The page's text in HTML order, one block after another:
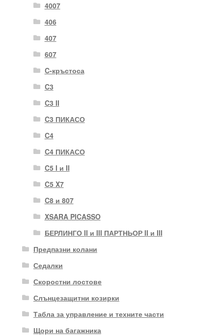
4007
406
407
607
C-кръстоса
C3
C3 II
C3 ПИКАСО
C4
C4 ПИКАСО
C5 I и II
C5 X7
C8 и 807
XSARA PICASSO
БЕРЛИНГО II и III ПАРТНЬОР II и III
Предпазни колани
Седалки
Скоростни лостове
Слънцезащитни козирки
Табла за управление и техните части
Щори на багажника